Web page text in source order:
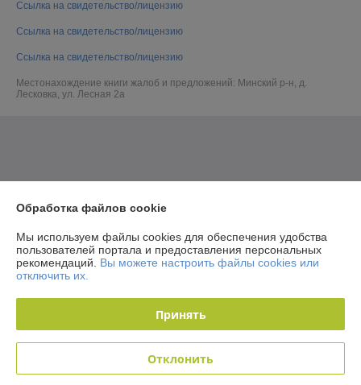
Ссылка на свидетельство/лицензию
Ссылка на свидетельство/лицензию
Ссылка на свидетельство/лицензию
Местонахождение книги жалоб и предложений: Минский р-н, д.
Лесковка, ул. Лесная 2а
Обработка файлов cookie
Мы используем файлы cookies для обеспечения удобства
пользователей портала и предоставления персональных
рекомендаций. Вы можете настроить файлы cookies или
отключить их.
Принять
Отклонить